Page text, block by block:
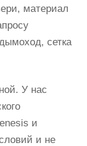
материал
сетка
У нас
и
и не